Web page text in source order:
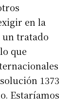
en la
un tratado
que
1373
Estaríamos